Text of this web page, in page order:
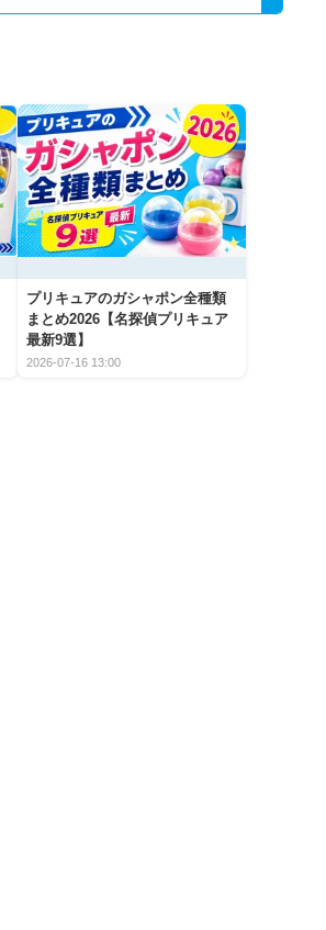
プリキュアのガシャポン全種類
まとめ2026【名探偵プリキュア
最新9選】
2026-07-16 13:00